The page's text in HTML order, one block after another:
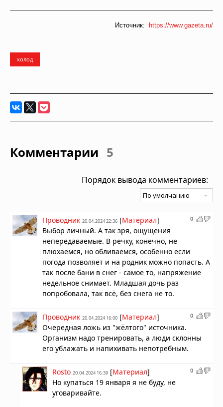
Источник: https://www.gazeta.ru/
холод
Комментарии 5
Порядок вывода комментариев:
0
Проводник 20.04.2024 22:36 [Материал]
Выбор личный. А так зря, ощущения
непередаваемые. В речку, конечно, не
плюхаемся, но обливаемся, особенно если
погода позволяет и на родник можно попасть. А
так после бани в снег - самое то, напряжение
недельное снимает. Младшая дочь раз
попробовала, так всё, без снега не то.
0
Проводник 20.04.2024 16:00 [Материал]
Очередная ложь из "жёлтого" источника.
Организм надо тренировать, а люди склонны
его ублажать и напихивать непотребным.
0
Rosto 20.04.2024 16:39 [Материал]
Но купаться 19 января я не буду, не
уговаривайте.